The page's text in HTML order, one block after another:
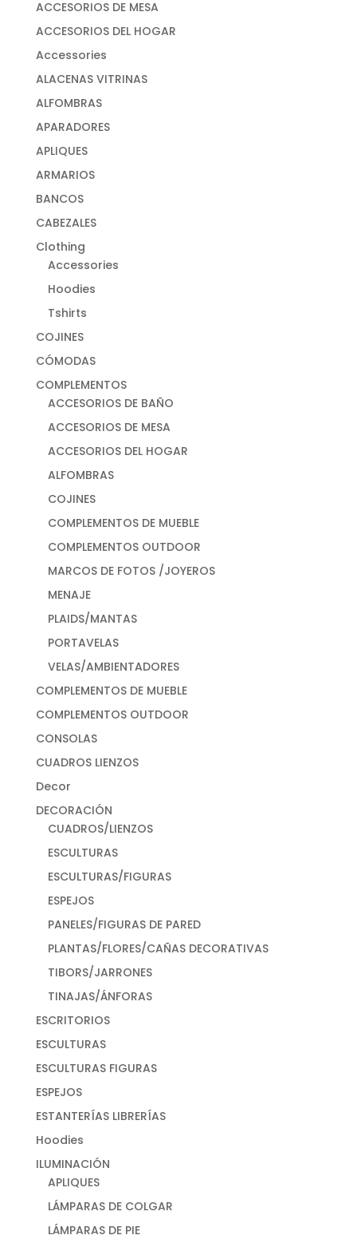
ACCESORIOS DE MESA
ACCESORIOS DEL HOGAR
Accessories
ALACENAS VITRINAS
ALFOMBRAS
APARADORES
APLIQUES
ARMARIOS
BANCOS
CABEZALES
Clothing
Accessories
Hoodies
Tshirts
COJINES
CÓMODAS
COMPLEMENTOS
ACCESORIOS DE BAÑO
ACCESORIOS DE MESA
ACCESORIOS DEL HOGAR
ALFOMBRAS
COJINES
COMPLEMENTOS DE MUEBLE
COMPLEMENTOS OUTDOOR
MARCOS DE FOTOS /JOYEROS
MENAJE
PLAIDS/MANTAS
PORTAVELAS
VELAS/AMBIENTADORES
COMPLEMENTOS DE MUEBLE
COMPLEMENTOS OUTDOOR
CONSOLAS
CUADROS LIENZOS
Decor
DECORACIÓN
CUADROS/LIENZOS
ESCULTURAS
ESCULTURAS/FIGURAS
ESPEJOS
PANELES/FIGURAS DE PARED
PLANTAS/FLORES/CAÑAS DECORATIVAS
TIBORS/JARRONES
TINAJAS/ÁNFORAS
ESCRITORIOS
ESCULTURAS
ESCULTURAS FIGURAS
ESPEJOS
ESTANTERÍAS LIBRERÍAS
Hoodies
ILUMINACIÓN
APLIQUES
LÁMPARAS DE COLGAR
LÁMPARAS DE PIE